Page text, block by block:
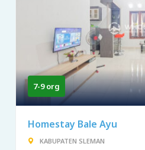
7-9 org
Homestay Bale Ayu
KABUPATEN SLEMAN